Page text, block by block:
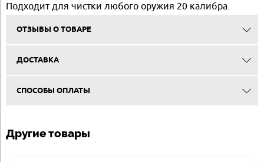
Подходит для чистки любого оружия 20 калибра.
ОТЗЫВЫ О ТОВАРЕ
ДОСТАВКА
СПОСОБЫ ОПЛАТЫ
Другие товары